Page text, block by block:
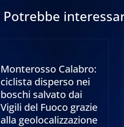
Potrebbe
Monterosso Calabro:
ciclista disperso nei
boschi salvato dai
Vigili del Fuoco grazie
alla geolocalizzazione